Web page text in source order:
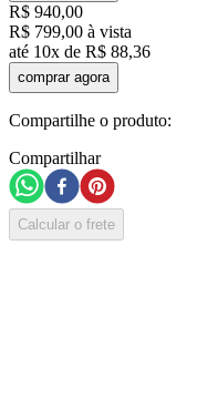
R$ 940,00
R$ 799,00 à vista
até 10x de R$ 88,36
comprar agora
Compartilhe o produto:
Compartilhar
Calcular o frete